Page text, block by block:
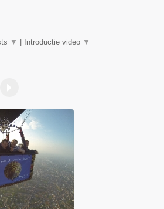
▼ Introductie video ▼